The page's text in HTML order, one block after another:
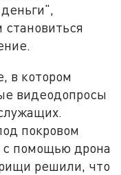
в котором
видеодопросы
покровом
с помощью дрона
решили, что